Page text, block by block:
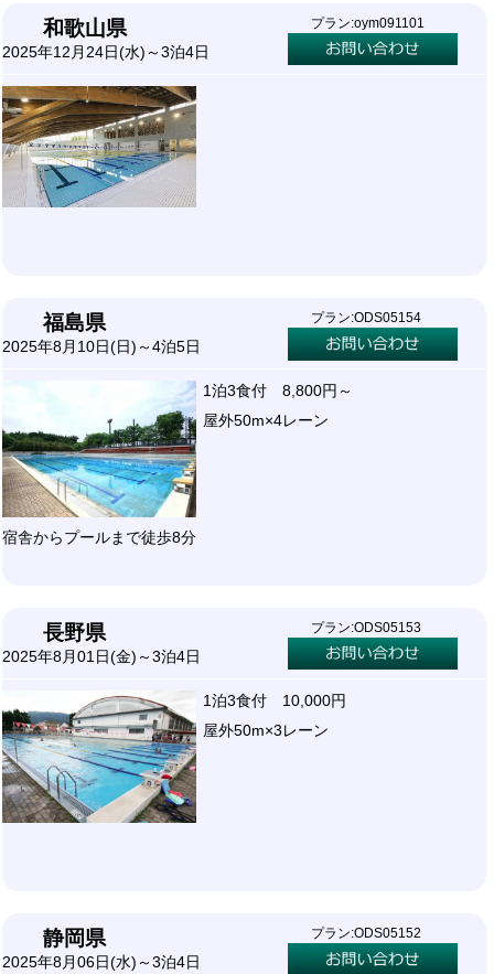
和歌山県
2025年12月24日(水)～3泊4日
プラン:oym091101
福島県
2025年8月10日(日)～4泊5日
プラン:ODS05154
1泊3食付 8,800円～
屋外50m×4レーン
宿舎からプールまで徒歩8分
長野県
2025年8月01日(金)～3泊4日
プラン:ODS05153
1泊3食付 10,000円
屋外50m×3レーン
静岡県
2025年8月06日(水)～3泊4日
プラン:ODS05152